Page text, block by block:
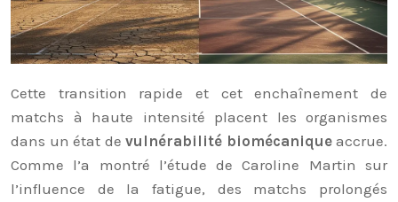
Cette transition rapide et cet enchaînement de
matchs à haute intensité placent les organismes
dans un état de vulnérabilité biomécaniqueaccrue.
Comme l’a montré l’étude de Caroline Martin sur
l’influence de la fatigue, des matchs prolongés